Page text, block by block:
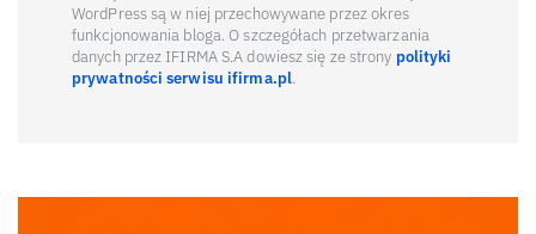
WordPress są w niej przechowywane przez okres
funkcjonowania bloga. O szczegółach przetwarzania
danych przez IFIRMA S.A dowiesz się ze strony polityki
prywatności serwisu ifirma.pl.